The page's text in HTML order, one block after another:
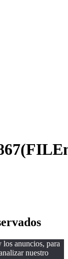
los anuncios, para
nuestro